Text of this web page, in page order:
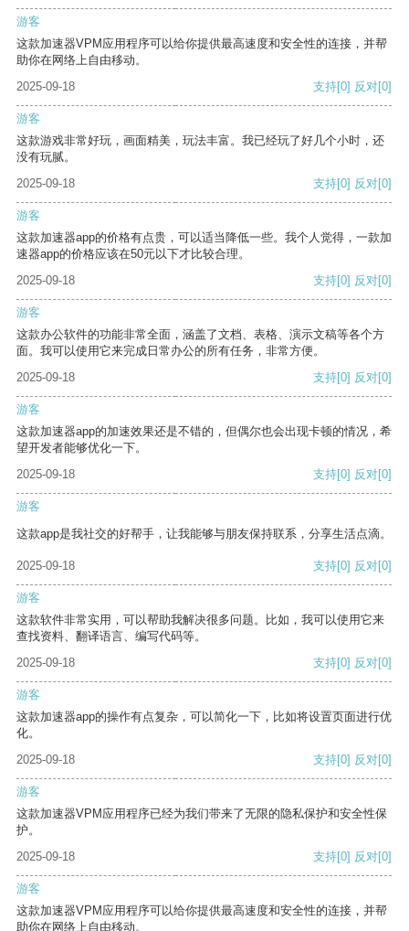
游客
这款加速器VPM应用程序可以给你提供最高速度和安全性的连接，并帮
助你在网络上自由移动。
2025-09-18
支持[0] 反对[0]
游客
这款游戏非常好玩，画面精美，玩法丰富。我已经玩了好几个小时，还
没有玩腻。
2025-09-18
支持[0] 反对[0]
游客
这款加速器app的价格有点贵，可以适当降低一些。我个人觉得，一款加
速器app的价格应该在50元以下才比较合理。
2025-09-18
支持[0] 反对[0]
游客
这款办公软件的功能非常全面，涵盖了文档、表格、演示文稿等各个方
面。我可以使用它来完成日常办公的所有任务，非常方便。
2025-09-18
支持[0] 反对[0]
游客
这款加速器app的加速效果还是不错的，但偶尔也会出现卡顿的情况，希
望开发者能够优化一下。
2025-09-18
支持[0] 反对[0]
游客
这款app是我社交的好帮手，让我能够与朋友保持联系，分享生活点滴。
2025-09-18 支持[0] 反对[0]
游客
这款软件非常实用，可以帮助我解决很多问题。比如，我可以使用它来
查找资料、翻译语言、编写代码等。
2025-09-18
支持[0] 反对[0]
游客
这款加速器app的操作有点复杂，可以简化一下，比如将设置页面进行优
化。
2025-09-18
支持[0] 反对[0]
游客
这款加速器VPM应用程序已经为我们带来了无限的隐私保护和安全性保
护。
2025-09-18
支持[0] 反对[0]
游客
这款加速器VPM应用程序可以给你提供最高速度和安全性的连接，并帮
助你在网络上自由移动。